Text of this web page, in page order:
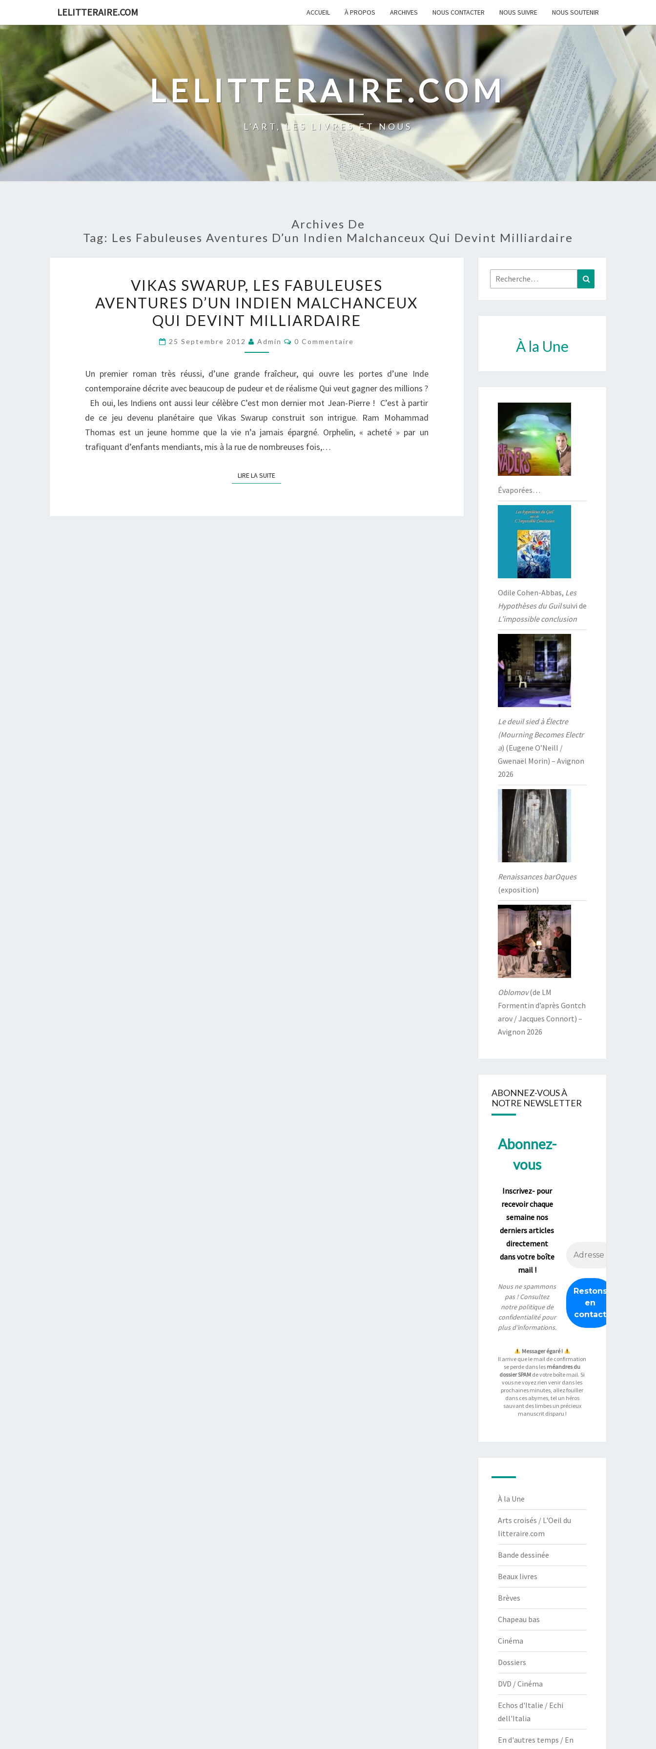
content
LELITTERAIRE.COM ACCUEIL À PROPOS ARCHIVES NOUS CONTACTER NOUS SUIVRE NOUS SOUTENIR
LELITTERAIRE.COM
L'ART, LES LIVRES ET NOUS
Archives De
Tag: Les Fabuleuses Aventures D’un Indien Malchanceux Qui Devint Milliardaire
SWARUP,
LES
FABULEUSES
D’UN
MALCHANCEUX
QUI
DEVINT
MILLIARDAIRE
VIKAS SWARUP, LES FABULEUSES
AVENTURES D’UN INDIEN MALCHANCEUX
QUI DEVINT MILLIARDAIRE
25 Septembre 2012 Admin Commentaires
0 Commentaire
Un premier roman très réussi, d’une grande fraîcheur, qui ouvre les portes d’une Inde
contemporaine décrite avec beaucoup de pudeur et de réalisme Qui veut gagner des millions ?
Eh oui, les Indiens ont aussi leur célèbre C’est mon dernier mot Jean-Pierre ! C’est à partir
de ce jeu devenu planétaire que Vikas Swarup construit son intrigue. Ram Mohammad
Thomas est un jeune homme que la vie n’a jamais épargné. Orphelin, « acheté » par un
trafiquant d’enfants mendiants, mis à la rue de nombreuses fois,…
LIRE LA SUITELIRE LA SUITE
Rechercher :
À la Une
Évaporées…
Odile Cohen-Abbas, Les
Hypothèses du Guilsuivi de
L’impossible conclusion
Le deuil sied à Électre
(Mourning Becomes Electr
a) (Eugene O’Neill /
Gwenaël Morin) – Avignon
2026
Renaissances barOques
(exposition)
Oblomov(de LM
Formentin d’après Gontch
arov / Jacques Connort) –
Avignon 2026
ABONNEZ-VOUS À
NOTRE NEWSLETTER
Abonnez-
vous
Inscrivez- pour
recevoir chaque
semaine nos
derniers articles
directement
dans votre boîte
mail !
Nous ne spammons
pas ! Consultez
notrepolitique de
confidentialitépour
plus d’informations.
Messager égaré !
Il arrive que le mail de confirmation
se perde dans les méandres du
dossier SPAM de votre boîte mail. Si
vous ne voyez rien venir dans les
prochaines minutes, allez fouiller
dans ces abymes, tel un héros
sauvant des limbes un précieux
manuscrit disparu !
À la Une
Arts croisés / L'Oeil du
litteraire.com
Bande dessinée
Beaux livres
Brèves
Chapeau bas
Cinéma
Dossiers
DVD / Cinéma
Echos d'Italie / Echi
dell'Italia
En d'autres temps / En